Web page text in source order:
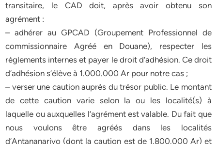
transitaire, le CAD doit, après avoir obtenu son
agrément :
– adhérer au GPCAD (Groupement Professionnel de
commissionnaire Agréé en Douane), respecter les
règlements internes et payer le droit d’adhésion. Ce droit
d’adhésion s’élève à 1.000.000 Ar pour notre cas ;
– verser une caution auprès du trésor public. Le montant
de cette caution varie selon la ou les localité(s) à
laquelle ou auxquelles l’agrément est valable. Du fait que
nous voulons être agréés dans les localités
d’Antananarivo (dont la caution est de 1.800.000 Ar) et